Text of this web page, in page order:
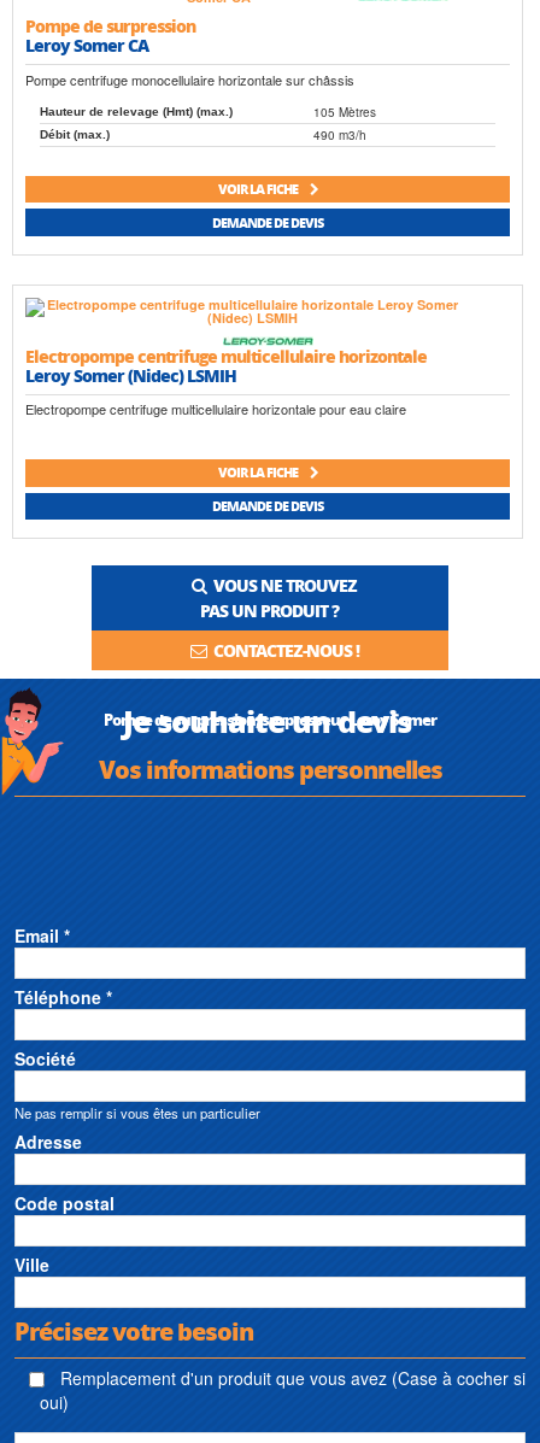
Pompe de surpression
Leroy Somer CA
Pompe centrifuge monocellulaire horizontale sur châssis
Hauteur de relevage (Hmt) (max.) 105 Mètres
Débit (max.) 490 m3/h
VOIR LA FICHE
DEMANDE DE DEVIS
Electropompe centrifuge multicellulaire horizontale
Leroy Somer (Nidec) LSMIH
Electropompe centrifuge multicellulaire horizontale pour eau claire
VOIR LA FICHE
DEMANDE DE DEVIS
VOUS NE TROUVEZ
PAS UN PRODUIT ?
CONTACTEZ-NOUS !
Je souhaite un devis
Pompe de surpression, surpresseur Leroy Somer
Vos informations personnelles
Email *
Téléphone *
Société
Ne pas remplir si vous êtes un particulier
Adresse
Code postal
Ville
Précisez votre besoin
Remplacement d'un produit que vous avez (Case à cocher si
oui)